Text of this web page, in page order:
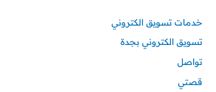
خدمات تسويق الكتروني
تسويق الكتروني بجدة
تواصل
قصتي